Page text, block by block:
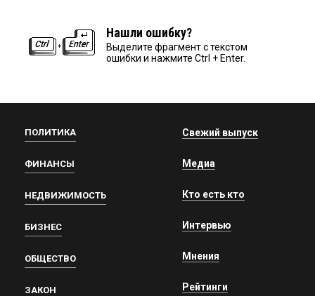
Нашли ошибку?
Выделите фрагмент с текстом
ошибки и нажмите Ctrl + Enter.
ПОЛИТИКА
ФИНАНСЫ
НЕДВИЖИМОСТЬ
БИЗНЕС
ОБЩЕСТВО
ЗАКОН
Свежий выпуск
Медиа
Кто есть кто
Интервью
Мнения
Рейтинги